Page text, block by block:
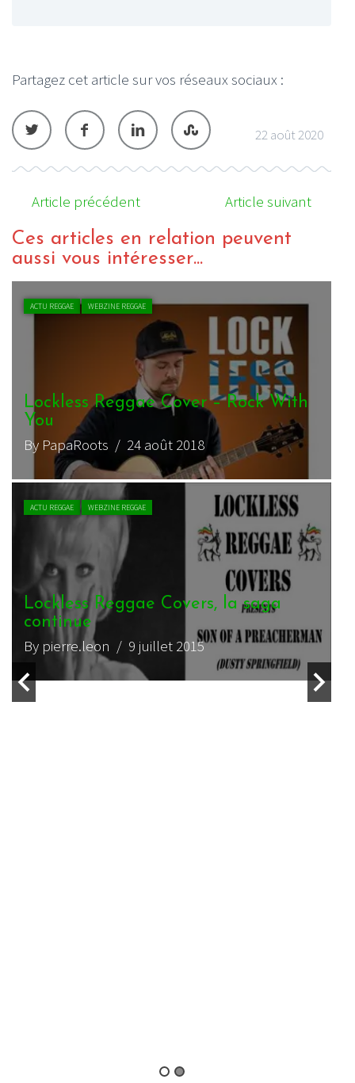
Partagez cet article sur vos réseaux sociaux :
22 août 2020
Article précédent Article suivant
Ces articles en relation peuvent
aussi vous intéresser...
With
saga
VIDEO REGGAE WEBZINE REGGAE
Solidarity Project – Burning
By mamats/ 11 mai 2020
VIDEO REGGAE WEBZINE REGGAE
By Mickey Cuadrado / 2 mars 2020